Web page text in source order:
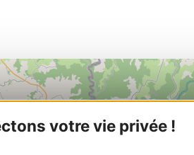
votre vie privée !